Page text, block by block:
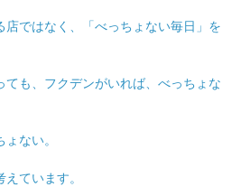
店ではなく、「べっちょない毎日」を
ても、フクデンがいれば、べっちょな
ない。
ています。